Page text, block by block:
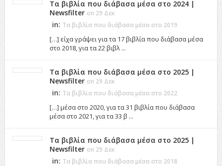
Τα βιβλία που διάβασα μέσα στο 2024 |
Newsfilter on 29 Δεκ
in: Τα βιβλία που διάβασα μέσα στο 2019
[…] είχα γράψει για τα 17 βιβλία που διάβασα μέσα
στο 2018, για τα 22 βιβλ ...
Τα βιβλία που διάβασα μέσα στο 2025 |
Newsfilter on 29 Δεκ
in: Τα βιβλία που διάβασα μέσα στο 2022
[…] μέσα στο 2020, για τα 31 βιβλία που διάβασα
μέσα στο 2021, για τα 33 β ...
Τα βιβλία που διάβασα μέσα στο 2025 |
Newsfilter on 29 Δεκ
in: Τα βιβλία που διάβασα μέσα στο 2018